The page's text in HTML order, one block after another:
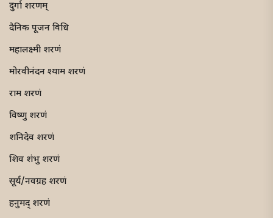
दुर्गा शरणम्
दैनिक पूजन विधि
महालक्ष्मी शरणं
मोरवीनंदन श्याम शरणं
राम शरणं
विष्णु शरणं
शनिदेव शरणं
शिव शंभु शरणं
सूर्य/नवग्रह शरणं
हनुमद् शरणं